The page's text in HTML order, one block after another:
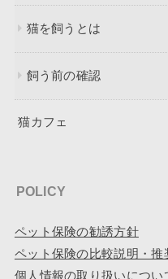
猫を飼うとは
飼う前の確認
猫カフェ
POLICY
ペット保険の勧誘方針
ペット保険の比較説明・推
個人情報の取り扱いについ